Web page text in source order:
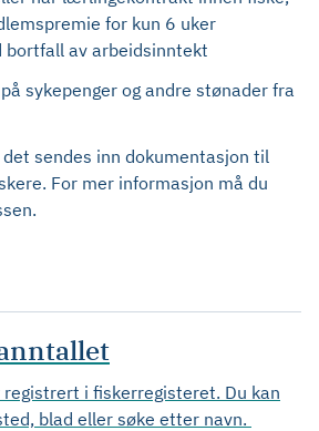
for kun 6 uker
bortfall av arbeidsinntekt
sykepenger og andre stønader fra
sendes inn dokumentasjon til
For mer informasjon må du
registrert i fiskerregisteret. Du kan
blad eller søke etter navn.